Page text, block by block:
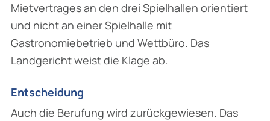
Mietvertrages an den drei Spielhallen orientiert
und nicht an einer Spielhalle mit
Gastronomiebetrieb und Wett­büro. Das
Landgericht weist die Klage ab.
Entscheidung
Auch die Berufung wird zurückgewiesen. Das